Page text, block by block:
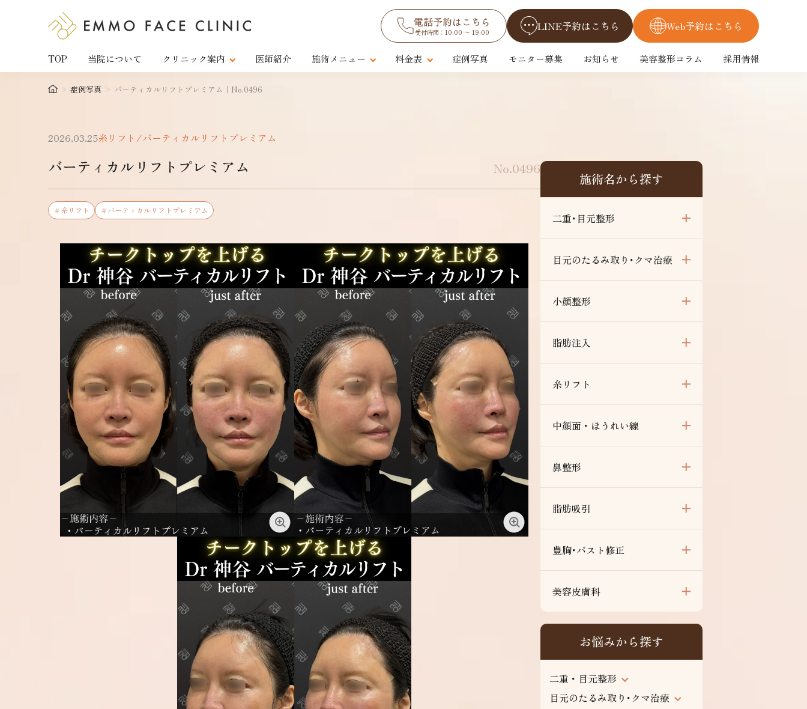
電話予約はこちら
受付時間：10:00 〜 19:00 LINE予約はこちら Web予約はこちら
TOP 当院について クリニック案内 医師紹介 施術メニュー 料金表 症例写真 モニター募集 お知らせ 美容整形コラム 採用情報
> 症例写真 > バーティカルリフトプレミアム｜No.0496
2026.03.25糸リフト/バーティカルリフトプレミアム
バーティカルリフトプレミアム No.0496
＃糸リフト ＃バーティカルリフトプレミアム
施術名から探す
二重･目元整形
目元のたるみ取り･クマ治療
小顔整形
脂肪注入
糸リフト
中顔面・ほうれい線
鼻整形
脂肪吸引
豊胸･バスト修正
美容皮膚科
お悩みから探す
二重・目元整形
目元のたるみ取り･クマ治療